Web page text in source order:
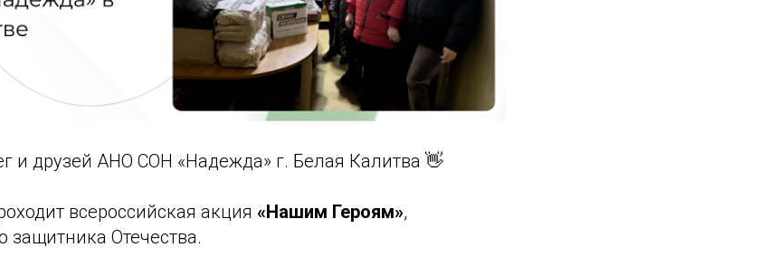
и друзей АНО СОН «Надежда» г. Белая Калитва 👋
всероссийская акция «Нашим Героям»,
Отечества.